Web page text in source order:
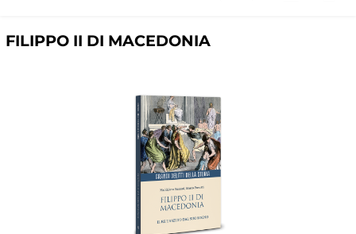
FILIPPO II DI MACEDONIA